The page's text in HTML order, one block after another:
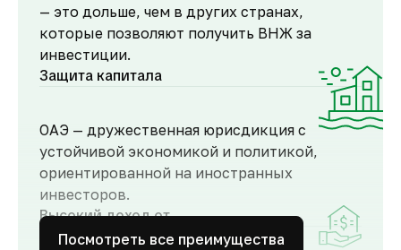
— это дольше, чем в других странах,
которые позволяют получить ВНЖ за
инвестиции.
Защита капитала
ОАЭ — дружественная юрисдикция с
устойчивой экономикой и политикой,
ориентированной на иностранных
инвесторов.
Высокий доход от
аренды
Посмотреть все преимущества